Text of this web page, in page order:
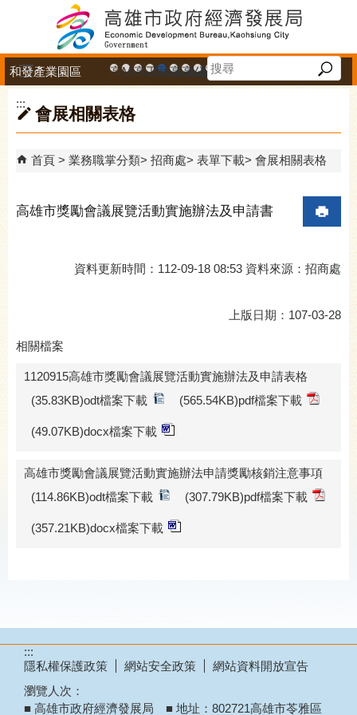
跳到主要內容區塊
高雄市政府中小企業升級輔導網站
MEGABAY大港創艦
高雄金融科技創新園區
工廠登記線上申辦系統
和發產業園區
高雄工業資訊平台
高雄本洲產業園區服務中心
公司、商業登記主題網
高雄市友善商家
高雄市政府經濟發展局-
工業管線防災教育資
高雄市綠能管理資
高雄市綠能管理
高雄淨零商轉
高雄招商網
高雄會展網
專刊『
雄心
「我
和發產業園區
:::
會展相關表格
首頁 業務職掌分類 招商處 表單下載 會展相關表格
高雄市獎勵會議展覽活動實施辦法及申請書
資料更新時間：112-09-18 08:53 資料來源：招商處
上版日期：107-03-28
相關檔案
1120915高雄市獎勵會議展覽活動實施辦法及申請表格
(35.83KB)odt檔案下載
(565.54KB)pdf檔案下載
(49.07KB)docx檔案下載
高雄市獎勵會議展覽活動實施辦法申請獎勵核銷注意事項
(114.86KB)odt檔案下載
(307.79KB)pdf檔案下載
(357.21KB)docx檔案下載
:::
隱私權保護政策
網站安全政策
網站資料開放宣告
瀏覽人次：
■ 高雄市政府經濟發展局 ■ 地址：802721高雄市苓雅區